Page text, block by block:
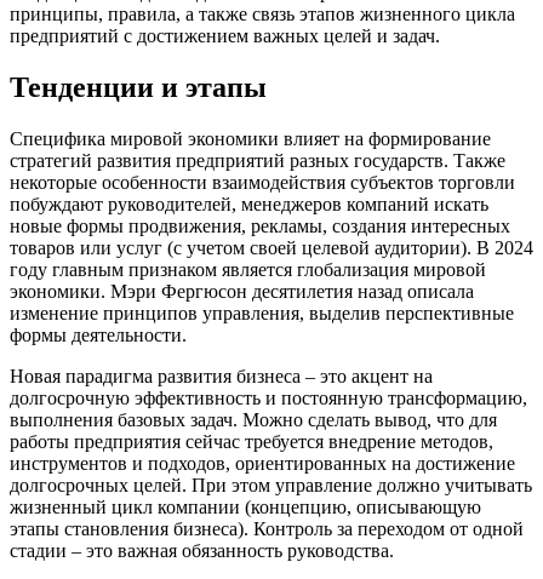
принципы, правила, а также связь этапов жизненного цикла
предприятий с достижением важных целей и задач.
Тенденции и этапы
Специфика мировой экономики влияет на формирование
стратегий развития предприятий разных государств. Также
некоторые особенности взаимодействия субъектов торговли
побуждают руководителей, менеджеров компаний искать
новые формы продвижения, рекламы, создания интересных
товаров или услуг (с учетом своей целевой аудитории). В 2024
году главным признаком является глобализация мировой
экономики. Мэри Фергюсон десятилетия назад описала
изменение принципов управления, выделив перспективные
формы деятельности.
Новая парадигма развития бизнеса – это акцент на
долгосрочную эффективность и постоянную трансформацию,
выполнения базовых задач. Можно сделать вывод, что для
работы предприятия сейчас требуется внедрение методов,
инструментов и подходов, ориентированных на достижение
долгосрочных целей. При этом управление должно учитывать
жизненный цикл компании (концепцию, описывающую
этапы становления бизнеса). Контроль за переходом от одной
стадии – это важная обязанность руководства.